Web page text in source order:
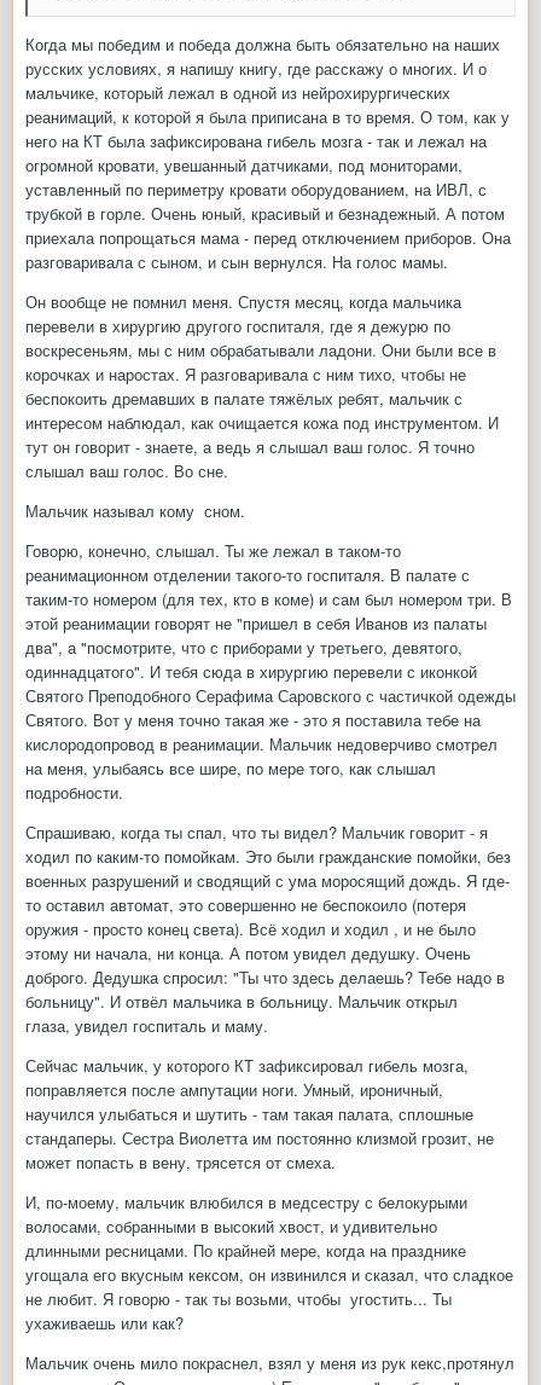
Когда мы победим и победа должна быть обязательно на наших
русских условиях, я напишу книгу, где расскажу о многих. И о
мальчике, который лежал в одной из нейрохирургических
реанимаций, к которой я была приписана в то время. О том, как у
него на КТ была зафиксирована гибель мозга - так и лежал на
огромной кровати, увешанный датчиками, под мониторами,
уставленный по периметру кровати оборудованием, на ИВЛ, с
трубкой в горле. Очень юный, красивый и безнадежный. А потом
приехала попрощаться мама - перед отключением приборов. Она
разговаривала с сыном, и сын вернулся. На голос мамы.
Он вообще не помнил меня. Спустя месяц, когда мальчика
перевели в хирургию другого госпиталя, где я дежурю по
воскресеньям, мы с ним обрабатывали ладони. Они были все в
корочках и наростах. Я разговаривала с ним тихо, чтобы не
беспокоить дремавших в палате тяжёлых ребят, мальчик с
интересом наблюдал, как очищается кожа под инструментом. И
тут он говорит - знаете, а ведь я слышал ваш голос. Я точно
слышал ваш голос. Во сне.
Мальчик называл кому сном.
Говорю, конечно, слышал. Ты же лежал в таком-то
реанимационном отделении такого-то госпиталя. В палате с
таким-то номером (для тех, кто в коме) и сам был номером три. В
этой реанимации говорят не "пришел в себя Иванов из палаты
два", а "посмотрите, что с приборами у третьего, девятого,
одиннадцатого". И тебя сюда в хирургию перевели с иконкой
Святого Преподобного Серафима Саровского с частичкой одежды
Святого. Вот у меня точно такая же - это я поставила тебе на
кислородопровод в реанимации. Мальчик недоверчиво смотрел
на меня, улыбаясь все шире, по мере того, как слышал
подробности.
Спрашиваю, когда ты спал, что ты видел? Мальчик говорит - я
ходил по каким-то помойкам. Это были гражданские помойки, без
военных разрушений и сводящий с ума моросящий дождь. Я где-
то оставил автомат, это совершенно не беспокоило (потеря
оружия - просто конец света). Всё ходил и ходил , и не было
этому ни начала, ни конца. А потом увидел дедушку. Очень
доброго. Дедушка спросил: "Ты что здесь делаешь? Тебе надо в
больницу". И отвёл мальчика в больницу. Мальчик открыл
глаза, увидел госпиталь и маму.
Сейчас мальчик, у которого КТ зафиксировал гибель мозга,
поправляется после ампутации ноги. Умный, ироничный,
научился улыбаться и шутить - там такая палата, сплошные
стандаперы. Сестра Виолетта им постоянно клизмой грозит, не
может попасть в вену, трясется от смеха.
И, по-моему, мальчик влюбился в медсестру с белокурыми
волосами, собранными в высокий хвост, и удивительно
длинными ресницами. По крайней мере, когда на празднике
угощала его вкусным кексом, он извинился и сказал, что сладкое
не любит. Я говорю - так ты возьми, чтобы угостить... Ты
ухаживаешь или как?
Мальчик очень мило покраснел, взял у меня из рук кекс,протянул